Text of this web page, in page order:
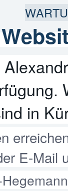
in
E-Mail